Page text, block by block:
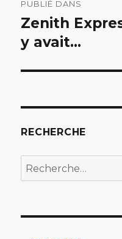
de
l’article
PUBLIÉ DANS
Zenith
y avait…
RECHERCHE
Recherche
pour